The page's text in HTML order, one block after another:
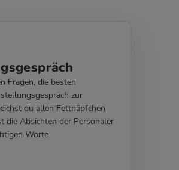
Fragen, die besten
zur
du allen Fettnäpfchen
die Absichten der Personaler
Worte.